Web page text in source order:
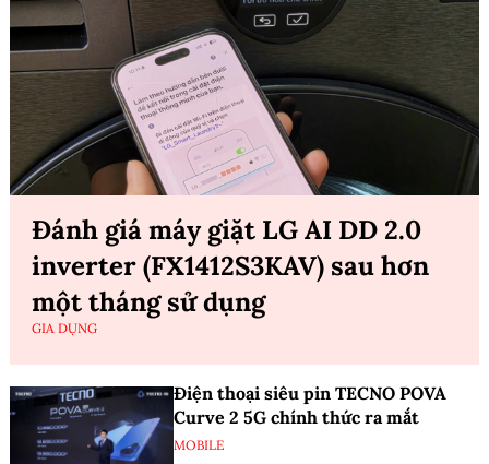
Đánh giá máy giặt LG AI DD 2.0
inverter (FX1412S3KAV) sau hơn
một tháng sử dụng
GIA DỤNG
Điện thoại siêu pin TECNO POVA
Curve 2 5G chính thức ra mắt
MOBILE